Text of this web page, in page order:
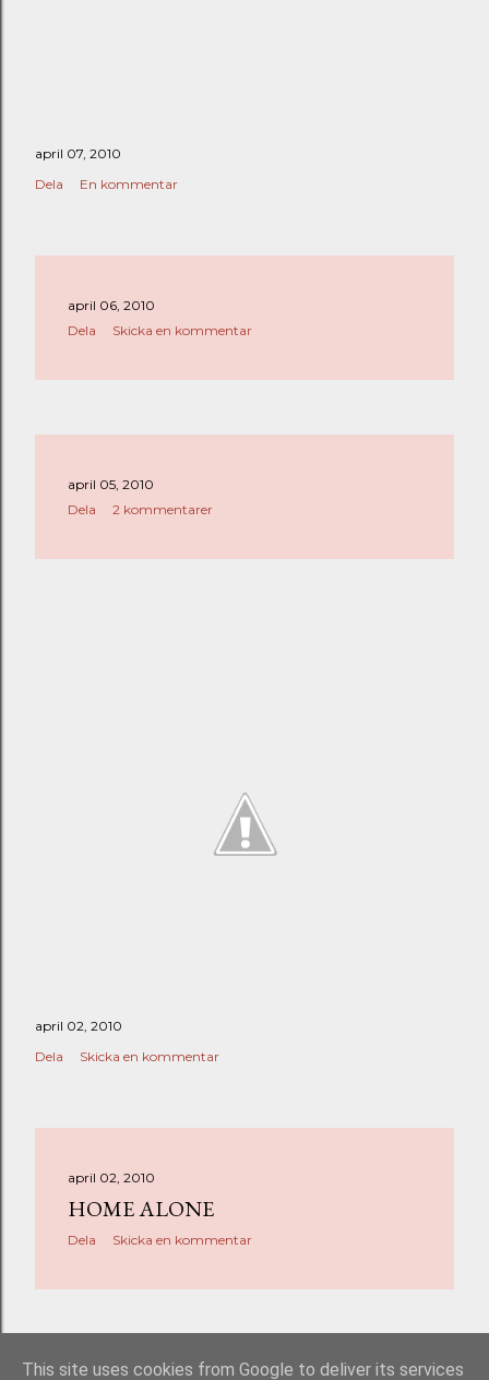
april 07, 2010
Dela
En kommentar
april 06, 2010
Dela
Skicka en kommentar
april 05, 2010
Dela
2 kommentarer
april 02, 2010
Dela
Skicka en kommentar
april 02, 2010
HOME ALONE
Dela Skicka en kommentar
ÄLDRE INLÄGG
This site uses cookies from Google to deliver its services